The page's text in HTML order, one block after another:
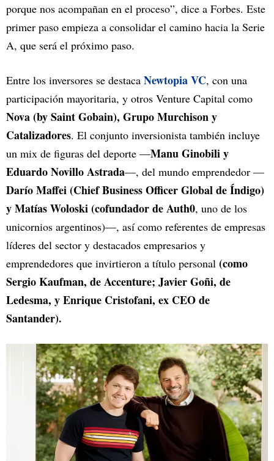
porque nos acompañan en el proceso”, dice a Forbes. Este
primer paso empieza a consolidar el camino hacia la Serie
A, que será el próximo paso.
Entre los inversores se destaca Newtopia VC, con una
participación mayoritaria, y otros Venture Capital como
Nova (by Saint Gobain), Grupo Murchison y
Catalizadores. El conjunto inversionista también incluye
un mix de figuras del deporte —Manu Ginobili y
Eduardo Novillo Astrada—, del mundo emprendedor —
Darío Maffei (Chief Business Officer Global de Índigo)
y Matías Woloski (cofundador de Auth0, uno de los
unicornios argentinos)—, así como referentes de empresas
líderes del sector y destacados empresarios y
emprendedores que invirtieron a título personal (como
Sergio Kaufman, de Accenture; Javier Goñi, de
Ledesma, y Enrique Cristofani, ex CEO de
Santander).